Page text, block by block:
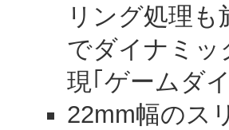
リング処理
でダイナミッ
現｢ゲームダ
22mm幅のス